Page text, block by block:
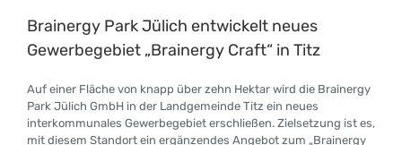
Brainergy Park Jülich entwickelt neues
Gewerbegebiet „Brainergy Craft“ in Titz
Auf einer Fläche von knapp über zehn Hektar wird die Brainergy
Park Jülich GmbH in der Landgemeinde Titz ein neues
interkommunales Gewerbegebiet erschließen. Zielsetzung ist es,
mit diesem Standort ein ergänzendes Angebot zum „Brainergy